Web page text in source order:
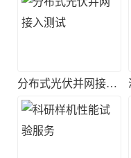
分布式光伏并网接入测试